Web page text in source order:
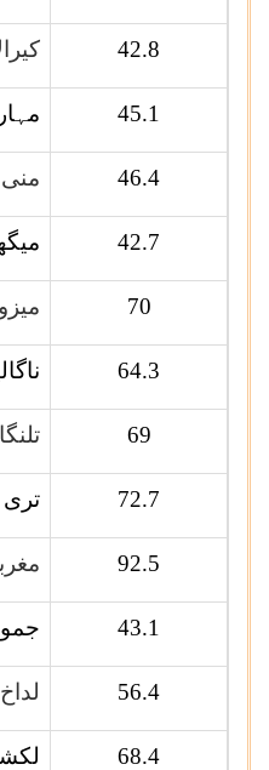
42.8
45.1
منی 46.4
42.7
70
64.3
69
تری 72.7
92.5
43.1
لداخ 56.4
68.4